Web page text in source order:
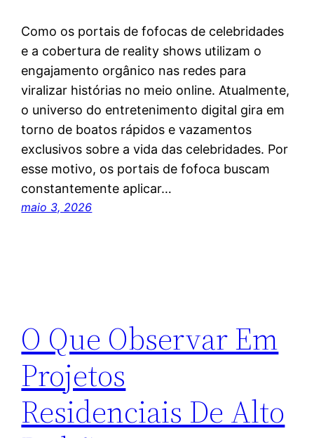
Como os portais de fofocas de celebridades
e a cobertura de reality shows utilizam o
engajamento orgânico nas redes para
viralizar histórias no meio online. Atualmente,
o universo do entretenimento digital gira em
torno de boatos rápidos e vazamentos
exclusivos sobre a vida das celebridades. Por
esse motivo, os portais de fofoca buscam
constantemente aplicar…
maio 3, 2026
O Que Observar Em
Projetos
Residenciais De Alto